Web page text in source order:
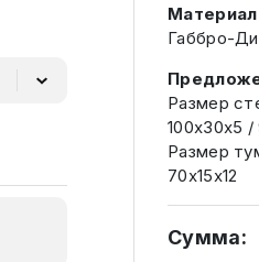
Материал
Габбро-
Размер
100х30х5 /
Размер
70х15х12
Сумма: